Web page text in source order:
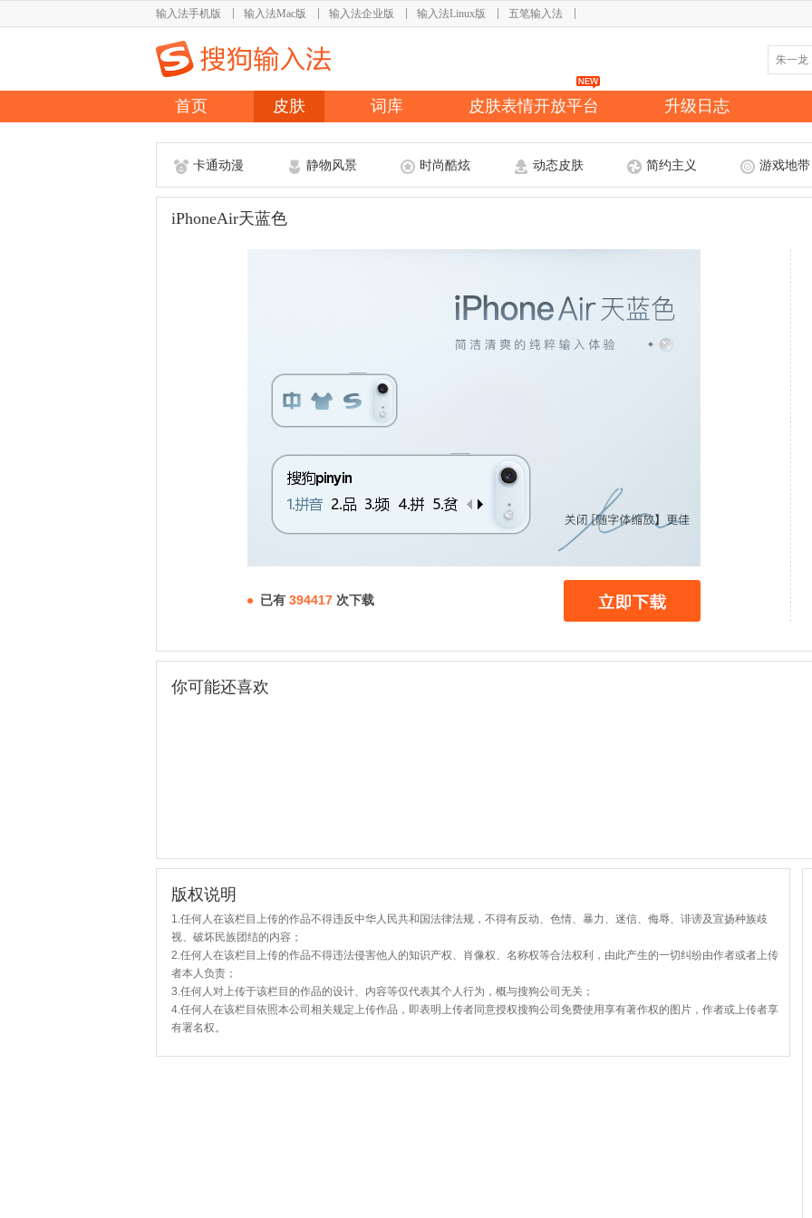
输入法手机版 输入法Mac版 输入法企业版 输入法Linux版 五笔输入法
首页 皮肤 词库 皮肤表情开放平台 升级日志
卡通动漫 静物风景 时尚酷炫 动态皮肤 简约主义 游戏地带
iPhoneAir天蓝色
已有 394417 次下载
你可能还喜欢
版权说明
1.任何人在该栏目上传的作品不得违反中华人民共和国法律法规，不得有反动、色情、暴力、迷信、侮辱、诽谤及宣扬种族歧
视、破坏民族团结的内容；
2.任何人在该栏目上传的作品不得违法侵害他人的知识产权、肖像权、名称权等合法权利，由此产生的一切纠纷由作者或者上传
者本人负责；
3.任何人对上传于该栏目的作品的设计、内容等仅代表其个人行为，概与搜狗公司无关；
4.任何人在该栏目依照本公司相关规定上传作品，即表明上传者同意授权搜狗公司免费使用享有著作权的图片，作者或上传者享
有署名权。